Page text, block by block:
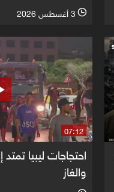
l 3 أغسطس 2026
07:12
احتجاجات ليبيا
والغاز